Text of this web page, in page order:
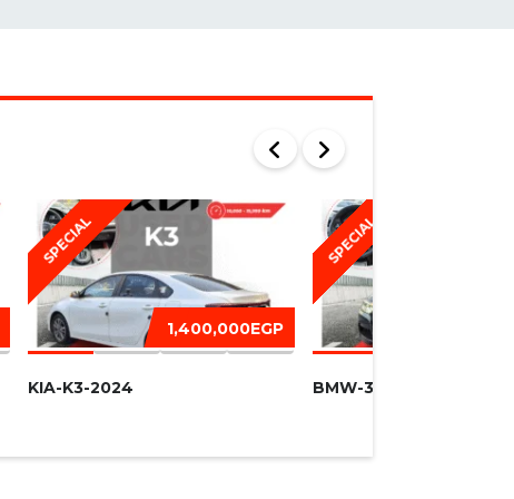
SPECIAL
1,400,000EGP
KIA-K3-2024
SPECIAL
BMW-320I -2016